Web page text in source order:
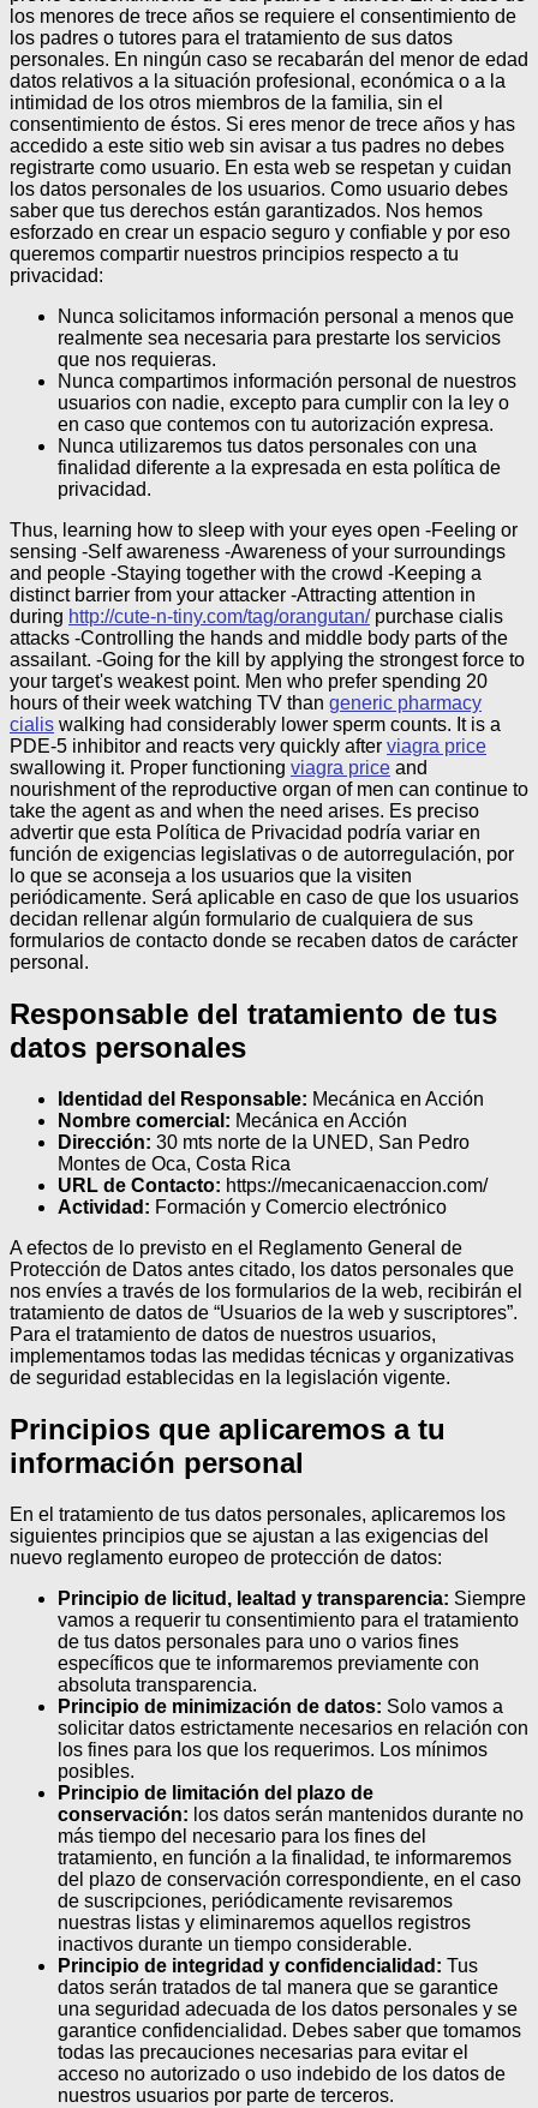
los menores de trece años se requiere el consentimiento de
los padres o tutores para el tratamiento de sus datos
personales. En ningún caso se recabarán del menor de edad
datos relativos a la situación profesional, económica o a la
intimidad de los otros miembros de la familia, sin el
consentimiento de éstos. Si eres menor de trece años y has
accedido a este sitio web sin avisar a tus padres no debes
registrarte como usuario. En esta web se respetan y cuidan
los datos personales de los usuarios. Como usuario debes
saber que tus derechos están garantizados. Nos hemos
esforzado en crear un espacio seguro y confiable y por eso
queremos compartir nuestros principios respecto a tu
privacidad:
Nunca solicitamos información personal a menos que
realmente sea necesaria para prestarte los servicios
que nos requieras.
Nunca compartimos información personal de nuestros
usuarios con nadie, excepto para cumplir con la ley o
en caso que contemos con tu autorización expresa.
Nunca utilizaremos tus datos personales con una
finalidad diferente a la expresada en esta política de
privacidad.
Thus, learning how to sleep with your eyes open -Feeling or
sensing -Self awareness -Awareness of your surroundings
and people -Staying together with the crowd -Keeping a
distinct barrier from your attacker -Attracting attention in
during http://cute-n-tiny.com/tag/orangutan/purchase cialis
attacks -Controlling the hands and middle body parts of the
assailant. -Going for the kill by applying the strongest force to
your target's weakest point. Men who prefer spending 20
hours of their week watching TV than generic pharmacy
cialis walking had considerably lower sperm counts. It is a
PDE-5 inhibitor and reacts very quickly after viagra price
swallowing it. Proper functioning viagra price and
nourishment of the reproductive organ of men can continue to
take the agent as and when the need arises. Es preciso
advertir que esta Política de Privacidad podría variar en
función de exigencias legislativas o de autorregulación, por
lo que se aconseja a los usuarios que la visiten
periódicamente. Será aplicable en caso de que los usuarios
decidan rellenar algún formulario de cualquiera de sus
formularios de contacto donde se recaben datos de carácter
personal.
Responsable del tratamiento de tus
datos personales
Identidad del Responsable: Mecánica en Acción
Nombre comercial: Mecánica en Acción
Dirección: 30 mts norte de la UNED, San Pedro
Montes de Oca, Costa Rica
URL de Contacto: https://mecanicaenaccion.com/
Actividad: Formación y Comercio electrónico
A efectos de lo previsto en el Reglamento General de
Protección de Datos antes citado, los datos personales que
nos envíes a través de los formularios de la web, recibirán el
tratamiento de datos de “Usuarios de la web y suscriptores”.
Para el tratamiento de datos de nuestros usuarios,
implementamos todas las medidas técnicas y organizativas
de seguridad establecidas en la legislación vigente.
Principios que aplicaremos a tu
información personal
En el tratamiento de tus datos personales, aplicaremos los
siguientes principios que se ajustan a las exigencias del
nuevo reglamento europeo de protección de datos:
Principio de licitud, lealtad y transparencia: Siempre
vamos a requerir tu consentimiento para el tratamiento
de tus datos personales para uno o varios fines
específicos que te informaremos previamente con
absoluta transparencia.
Principio de minimización de datos: Solo vamos a
solicitar datos estrictamente necesarios en relación con
los fines para los que los requerimos. Los mínimos
posibles.
Principio de limitación del plazo de
conservación: los datos serán mantenidos durante no
más tiempo del necesario para los fines del
tratamiento, en función a la finalidad, te informaremos
del plazo de conservación correspondiente, en el caso
de suscripciones, periódicamente revisaremos
nuestras listas y eliminaremos aquellos registros
inactivos durante un tiempo considerable.
Principio de integridad y confidencialidad: Tus
datos serán tratados de tal manera que se garantice
una seguridad adecuada de los datos personales y se
garantice confidencialidad. Debes saber que tomamos
todas las precauciones necesarias para evitar el
acceso no autorizado o uso indebido de los datos de
nuestros usuarios por parte de terceros.